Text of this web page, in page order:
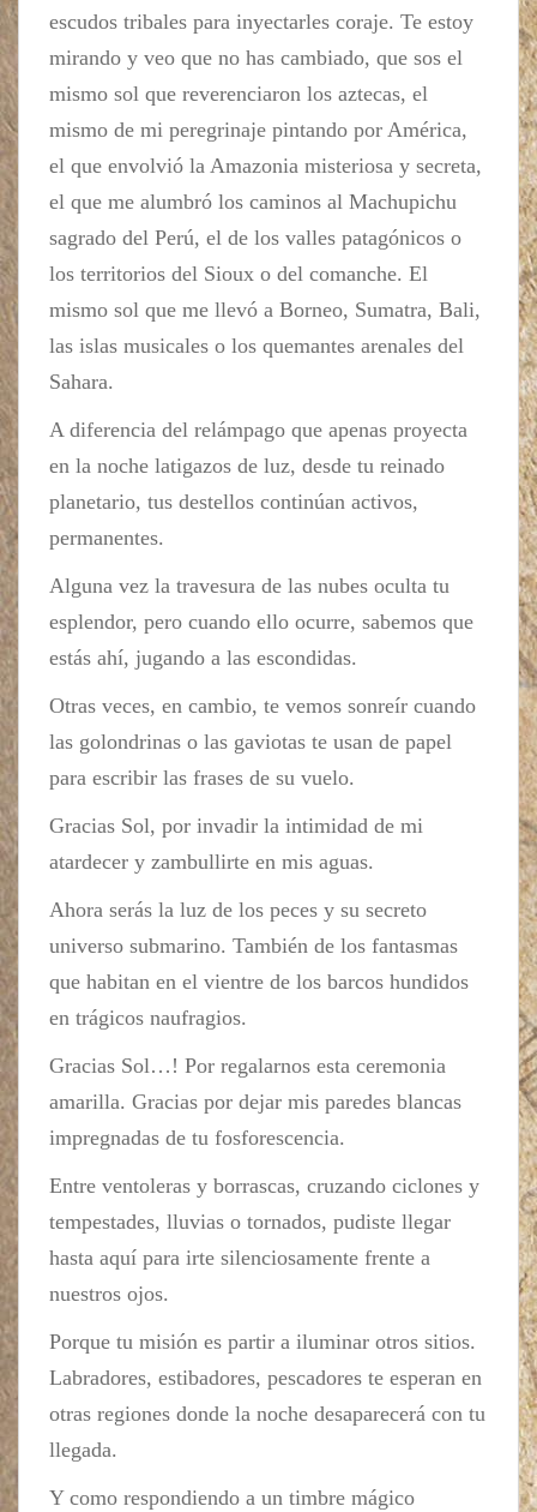
escudos tribales para inyectarles coraje. Te estoy
mirando y veo que no has cambiado, que sos el
mismo sol que reverenciaron los aztecas, el
mismo de mi peregrinaje pintando por América,
el que envolvió la Amazonia misteriosa y secreta,
el que me alumbró los caminos al Machupichu
sagrado del Perú, el de los valles patagónicos o
los territorios del Sioux o del comanche. El
mismo sol que me llevó a Borneo, Sumatra, Bali,
las islas musicales o los quemantes arenales del
Sahara.
A diferencia del relámpago que apenas proyecta
en la noche latigazos de luz, desde tu reinado
planetario, tus destellos continúan activos,
permanentes.
Alguna vez la travesura de las nubes oculta tu
esplendor, pero cuando ello ocurre, sabemos que
estás ahí, jugando a las escondidas.
Otras veces, en cambio, te vemos sonreír cuando
las golondrinas o las gaviotas te usan de papel
para escribir las frases de su vuelo.
Gracias Sol, por invadir la intimidad de mi
atardecer y zambullirte en mis aguas.
Ahora serás la luz de los peces y su secreto
universo submarino. También de los fantasmas
que habitan en el vientre de los barcos hundidos
en trágicos naufragios.
Gracias Sol…! Por regalarnos esta ceremonia
amarilla. Gracias por dejar mis paredes blancas
impregnadas de tu fosforescencia.
Entre ventoleras y borrascas, cruzando ciclones y
tempestades, lluvias o tornados, pudiste llegar
hasta aquí para irte silenciosamente frente a
nuestros ojos.
Porque tu misión es partir a iluminar otros sitios.
Labradores, estibadores, pescadores te esperan en
otras regiones donde la noche desaparecerá con tu
llegada.
Y como respondiendo a un timbre mágico